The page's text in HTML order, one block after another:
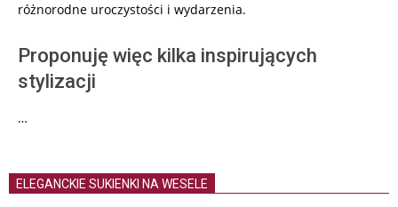
różnorodne uroczystości i wydarzenia.
Proponuję więc kilka inspirujących
stylizacji
…
ELEGANCKIE SUKIENKI NA WESELE